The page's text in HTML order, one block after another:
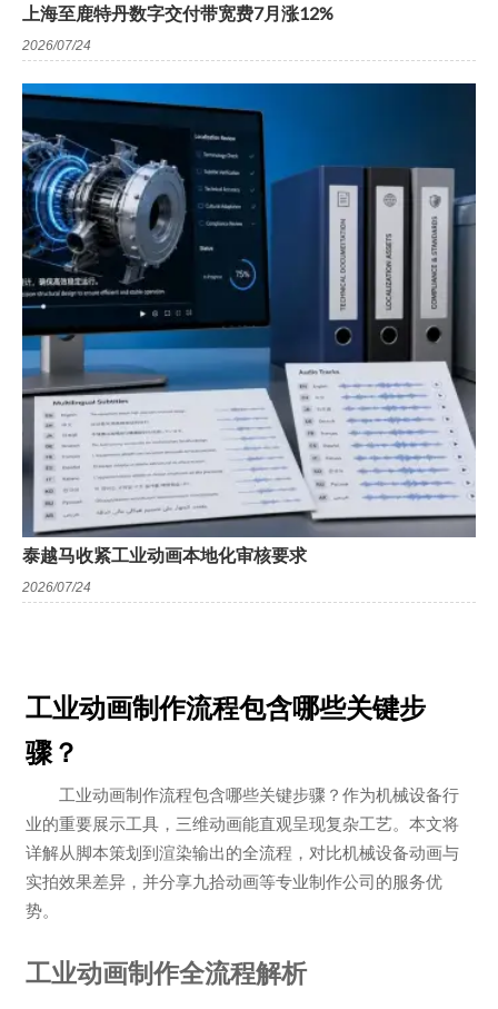
上海至鹿特丹数字交付带宽费7月涨12%
2026/07/24
泰越马收紧工业动画本地化审核要求
2026/07/24
工业动画制作流程包含哪些关键步
骤？
工业动画制作流程包含哪些关键步骤？作为机械设备行
业的重要展示工具，三维动画能直观呈现复杂工艺。本文将
详解从脚本策划到渲染输出的全流程，对比机械设备动画与
实拍效果差异，并分享九拾动画等专业制作公司的服务优
势。
工业动画制作全流程解析